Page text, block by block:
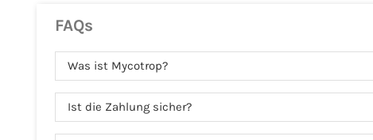
FAQs
Was ist Mycotrop?
Ist die Zahlung sicher?